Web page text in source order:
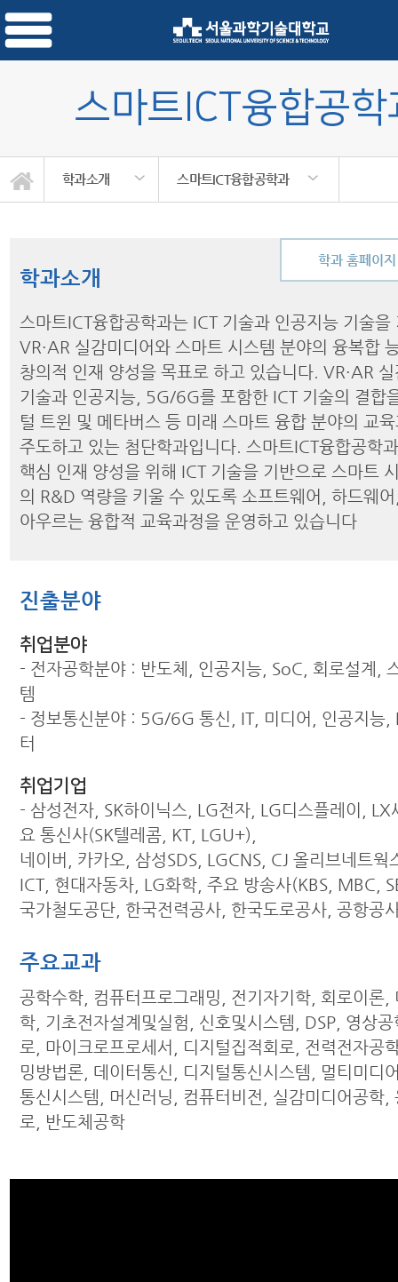
스마트ICT융합공학
학과소개 스마트ICT융합공학과
학과 홈페이
학과소개
스마트ICT융합공학과는 ICT 기술과 인공지능 기술을
VR·AR 실감미디어와 스마트 시스템 분야의 융복합
창의적 인재 양성을 목표로 하고 있습니다. VR·AR
기술과 인공지능, 5G/6G를 포함한 ICT 기술의 결합
털 트윈 및 메타버스 등 미래 스마트 융합 분야의 교
주도하고 있는 첨단학과입니다. 스마트ICT융합공학
핵심 인재 양성을 위해 ICT 기술을 기반으로 스마트
의 R&D 역량을 키울 수 있도록 소프트웨어, 하드웨
아우르는 융합적 교육과정을 운영하고 있습니다
진출분야
취업분야
- 전자공학분야 : 반도체, 인공지능, SoC, 회로설계,
템
- 정보통신분야 : 5G/6G 통신, IT, 미디어, 인공지능,
터
취업기업
- 삼성전자, SK하이닉스, LG전자, LG디스플레이, LX
요 통신사(SK텔레콤, KT, LGU+),
네이버, 카카오, 삼성SDS, LGCNS, CJ 올리브네트웍
ICT, 현대자동차, LG화학, 주요 방송사(KBS, MBC,
국가철도공단, 한국전력공사, 한국도로공사, 공항공
주요교과
공학수학, 컴퓨터프로그래밍, 전기자기학, 회로이론,
학, 기초전자설계및실험, 신호및시스템, DSP, 영상
로, 마이크로프로세서, 디지털집적회로, 전력전자공
밍방법론, 데이터통신, 디지털통신시스템, 멀티미디
통신시스템, 머신러닝, 컴퓨터비전, 실감미디어공학,
로, 반도체공학